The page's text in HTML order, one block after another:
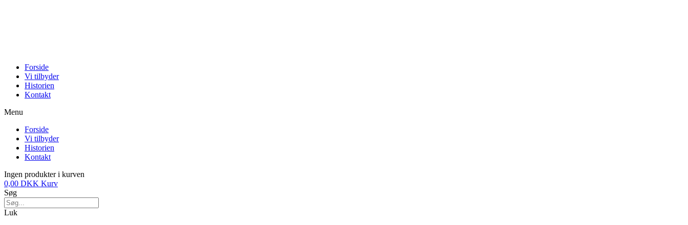
Forside
Vi tilbyder
Historien
Kontakt
Menu
Forside
Vi tilbyder
Historien
Kontakt
Ingen produkter i kurven
0,00 DKK Kurv
Søg
Luk